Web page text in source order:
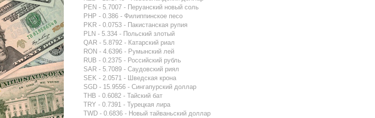
PEN - 5.7007 - Перуанский новый соль
PHP - 0.386 - Филиппинское песо
PKR - 0.0753 - Пакистанская рупия
PLN - 5.334 - Польский злотый
QAR - 5.8792 - Катарский риал
RON - 4.6396 - Румынский лей
RUB - 0.2375 - Российский рубль
SAR - 5.7089 - Саудовский риял
SEK - 2.0571 - Шведская крона
SGD - 15.9556 - Сингапурский доллар
THB - 0.6082 - Тайский бат
TRY - 0.7391 - Турецкая лира
TWD - 0.6836 - Новый тайваньский доллар